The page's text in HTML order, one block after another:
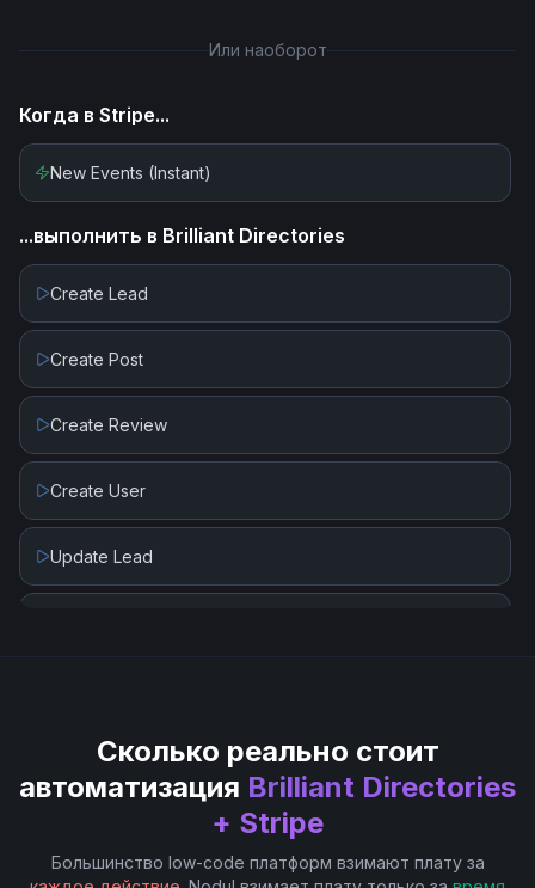
Create Payout
List Payouts
Retrieve Customer
Retrieve Invoice Line Item
Или наоборот
Когда в Stripe...
New Events (Instant)
...выполнить в Brilliant Directories
Create Lead
Create Post
Create Review
Create User
Update Lead
Сколько реально стоит
автоматизация Brilliant Directories
+ Stripe
Большинство low-code платформ взимают плату за